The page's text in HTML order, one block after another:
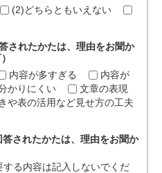
(2)どちらともいえない
されたかたは、理由をお聞か
内容が多すぎる
内容が
かりにくい
文章の表現
や表の活用など見せ方の工夫
されたかたは、理由をお聞か
る内容は記入しないでくだ